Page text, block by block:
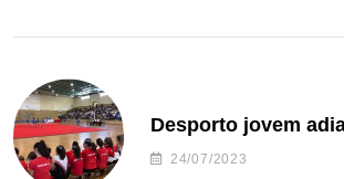
Desporto jovem
24/07/2023